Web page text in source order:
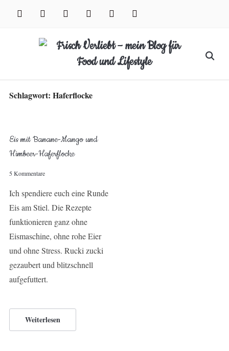
facebook instagram pinterest twitter xing youtube
Search
Schlagwort: Haferflocke
Eis mit Banane-Mango und
Himbeer-Haferflocke
5 Kommentare
Ich spendiere euch eine Runde
Eis am Stiel. Die Rezepte
funktionieren ganz ohne
Eismaschine, ohne rohe Eier
und ohne Stress. Rucki zucki
gezaubert und blitzschnell
aufgefuttert.
Weiterlesen